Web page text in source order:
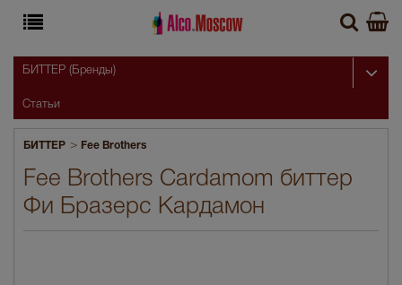
БИТТЕР > Fee Brothers
Fee Brothers Cardamom биттер
Фи Бразерс Кардамон
БИТТЕР (Бренды)
Статьи